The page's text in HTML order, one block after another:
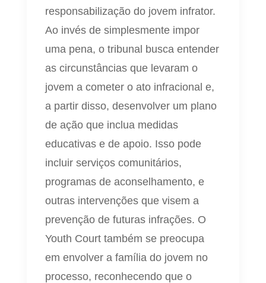
responsabilização do jovem infrator.
Ao invés de simplesmente impor
uma pena, o tribunal busca entender
as circunstâncias que levaram o
jovem a cometer o ato infracional e,
a partir disso, desenvolver um plano
de ação que inclua medidas
educativas e de apoio. Isso pode
incluir serviços comunitários,
programas de aconselhamento, e
outras intervenções que visem a
prevenção de futuras infrações. O
Youth Court também se preocupa
em envolver a família do jovem no
processo, reconhecendo que o